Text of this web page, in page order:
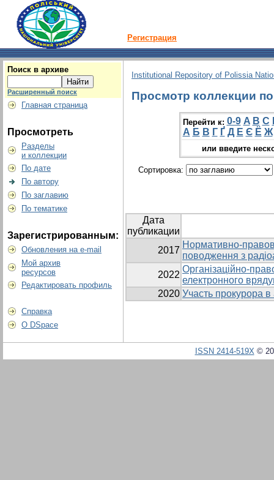
Регистрация
Поиск в архиве
Расширенный поиск
Главная страница
Просмотреть
Разделы
и коллекции
По дате
По автору
По заглавию
По тематике
Зарегистрированным:
Обновления на e-mail
Мой архив
ресурсов
Редактировать профиль
Справка
О DSpace
Institutional Repository of Polissia
Просмотр коллекции
Перейти к: 0-9 A B C
А Б В Г Ґ Д Е Є Ё Ж
или введите
Сортировка:
Дата
публикации
2017
Нормативно-
поводження з
2022
Організаційно-
електронного
2020 Участь прокурора в
ISSN 2414-519X©